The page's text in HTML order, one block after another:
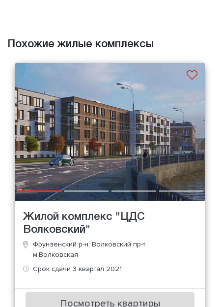
Похожие жилые комплексы
Жилой комплекс "ЦДС
Волковский"
Фрунзенский р-н, Волковский пр-т
м.Волковская
Срок сдачи 3 квартал 2021
Посмотреть квартиры